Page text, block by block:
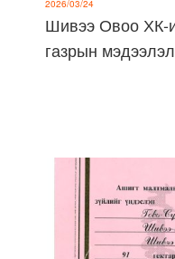
2026/03/24
Шивээ Овоо ХК-
газрын мэдээлэл